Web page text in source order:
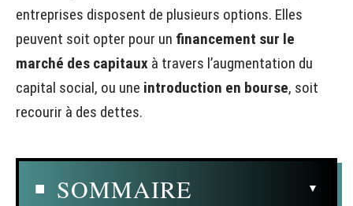
entreprises disposent de plusieurs options. Elles
peuvent soit opter pour un financement sur le
marché des capitaux à travers l’augmentation du
capital social, ou une introduction en bourse, soit
recourir à des dettes.
SOMMAIRE